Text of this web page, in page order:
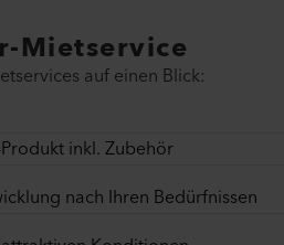
Mietservice
auf einen Blick:
inkl. Zubehör
nach Ihren Bedürfnissen